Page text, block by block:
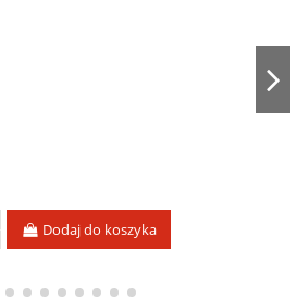
Dodaj do koszyka